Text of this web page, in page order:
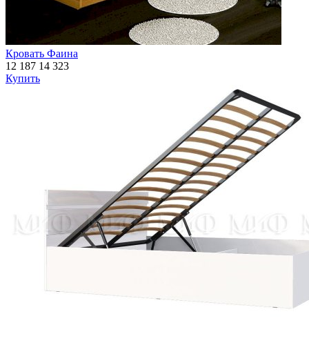
Кровать Фаина
12 187 14 323
Купить